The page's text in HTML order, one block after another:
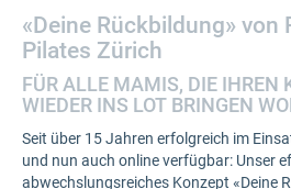
«Deine Rückbildung» von
Pilates Zürich
FÜR ALLE MAMIS, DIE IHREN
WIEDER INS LOT BRINGEN
Seit über 15 Jahren erfolgreich im
und nun auch online verfügbar: Unser
abwechslungsreiches Konzept «Deine